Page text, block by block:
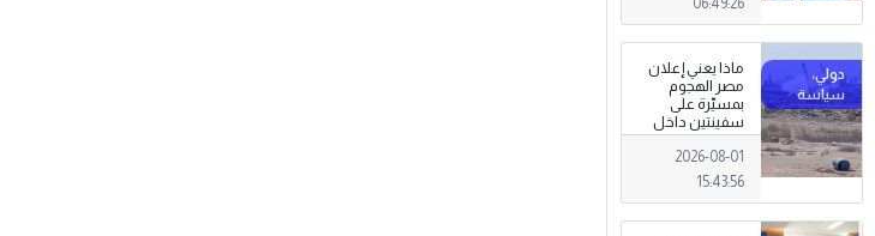
06:49:26
ماذا يعني إعلان
مصر الهجوم
بمسيّرة على
سفينتين داخل
ميناء دمياط؟
(قراءة تحليلية)
2026-08-01
15:43:56